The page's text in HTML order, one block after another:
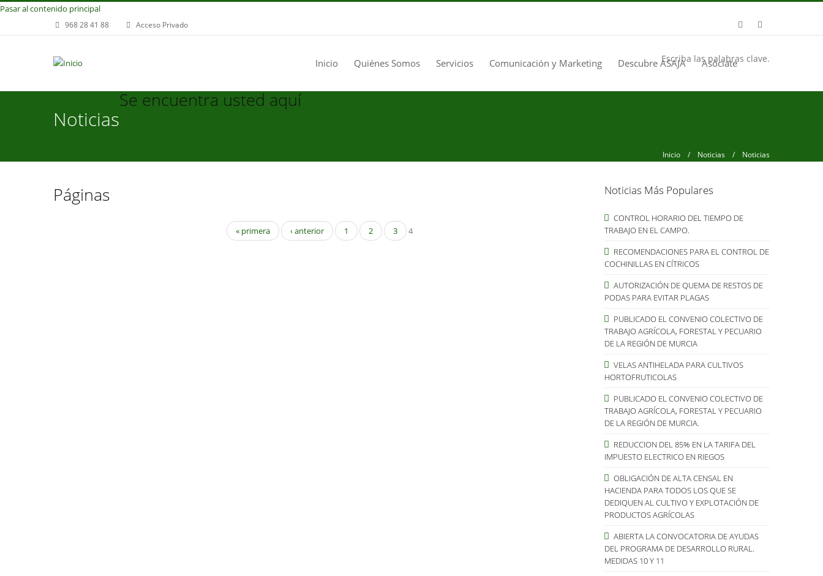
Pasar al contenido principal
968 28 41 88 Acceso Privado
Inicio Quiénes Somos Servicios Comunicación y Marketing Descubre ASAJA Asóciate
Escriba las palabras clave.
Noticias
Se encuentra usted aquí
Inicio / Noticias / Noticias
Páginas
« primera ‹ anterior 1 2 3 4
Noticias Más Populares
CONTROL HORARIO DEL TIEMPO DE
TRABAJO EN EL CAMPO.
RECOMENDACIONES PARA EL CONTROL DE
COCHINILLAS EN CÍTRICOS
AUTORIZACIÓN DE QUEMA DE RESTOS DE
PODAS PARA EVITAR PLAGAS
PUBLICADO EL CONVENIO COLECTIVO DE
TRABAJO AGRÍCOLA, FORESTAL Y PECUARIO
DE LA REGIÓN DE MURCIA
VELAS ANTIHELADA PARA CULTIVOS
HORTOFRUTICOLAS
PUBLICADO EL CONVENIO COLECTIVO DE
TRABAJO AGRÍCOLA, FORESTAL Y PECUARIO
DE LA REGIÓN DE MURCIA.
REDUCCION DEL 85% EN LA TARIFA DEL
IMPUESTO ELECTRICO EN RIEGOS
OBLIGACIÓN DE ALTA CENSAL EN
HACIENDA PARA TODOS LOS QUE SE
DEDIQUEN AL CULTIVO Y EXPLOTACIÓN DE
PRODUCTOS AGRÍCOLAS
ABIERTA LA CONVOCATORIA DE AYUDAS
DEL PROGRAMA DE DESARROLLO RURAL.
MEDIDAS 10 Y 11